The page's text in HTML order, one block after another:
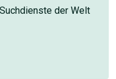
der Welt